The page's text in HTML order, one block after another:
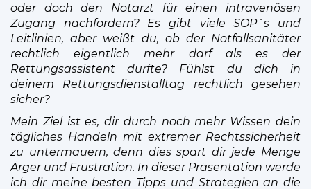
oder doch den Notarzt für einen intravenösen
Zugang nachfordern? Es gibt viele SOP´s und
Leitlinien, aber weißt du, ob der Notfallsanitäter
rechtlich eigentlich mehr darf als es der
Rettungsassistent durfte? Fühlst du dich in
deinem Rettungsdienstalltag rechtlich gesehen
sicher?
Mein Ziel ist es, dir durch noch mehr Wissen dein
tägliches Handeln mit extremer Rechtssicherheit
zu untermauern, denn dies spart dir jede Menge
Ärger und Frustration. In dieser Präsentation werde
ich dir meine besten Tipps und Strategien an die